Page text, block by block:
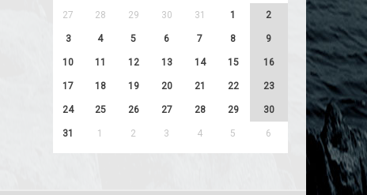
27 28 29 30 31 1 2
3 4 5 6 7 8 9
10 11 12 13 14 15 16
17 18 19 20 21 22 23
24 25 26 27 28 29 30
31 1 2 3 4 5 6